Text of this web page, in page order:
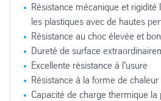
Résistance mécanique et rigidité
les plastiques avec de hautes
Résistance au choc élevée et
Dureté de surface
Excellente résistance à l'usure
Résistance à la forme de
Capacité de charge thermique la